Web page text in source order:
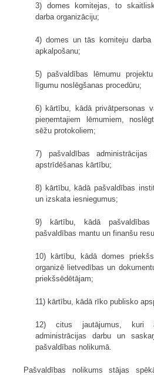
3) domes komitejas, to
darba organizāciju;
4) domes un tās komiteju darba
apkalpošanu;
5) pašvaldības lēmumu
līgumu noslēgšanas procedūru;
6) kārtību, kādā privātpersonas
pieņemtajiem lēmumiem,
sēžu protokoliem;
7) pašvaldības
apstrīdēšanas kārtību;
8) kārtību, kādā pašvaldības
un izskata iesniegumus;
9) kārtību, kādā
pašvaldības mantu un finanšu
10) kārtību, kādā domes
organizē lietvedības un
priekšsēdētājam;
11) kārtību, kādā rīko publisko
12) citus jautājumus, kuri
administrācijas darbu un
pašvaldības nolikumā.
Pašvaldības nolikums stājas